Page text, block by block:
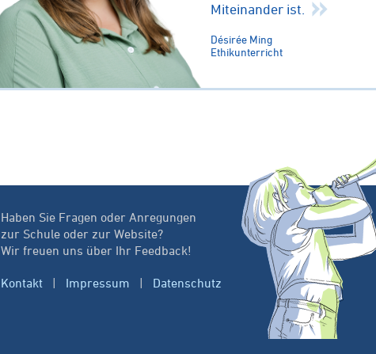
Miteinander ist.
Désirée Ming
Ethikunterricht
Haben Sie Fragen oder Anregungen
zur Schule oder zur Website?
Wir freuen uns über Ihr Feedback!
Kontakt | Impressum | Datenschutz